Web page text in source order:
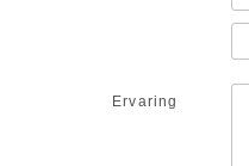
Ervaring